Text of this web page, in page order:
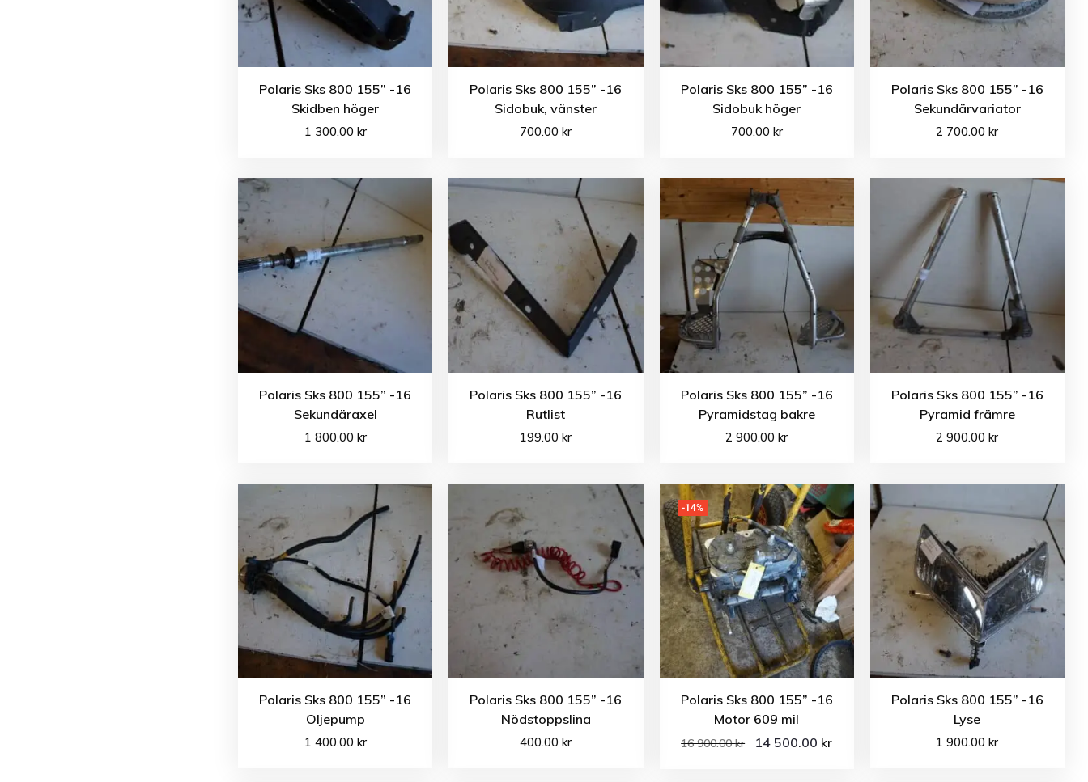
Polaris Sks 800 155” -16
Skidben höger
1 300.00 kr
Polaris Sks 800 155” -16
Sidobuk, vänster
700.00kr
Polaris Sks 800 155” -16
Sidobuk höger
700.00 kr
Polaris Sks 800 155” -16
Sekundärvariator
2 700.00kr
Polaris Sks 800 155” -16
Sekundäraxel
1 800.00 kr
Polaris Sks 800 155” -16
Rutlist
199.00kr
Polaris Sks 800 155” -16
Pyramidstag bakre
2 900.00kr
Polaris Sks 800 155” -16
Pyramid främre
2 900.00kr
Polaris Sks 800 155” -16
Oljepump
1 400.00 kr
Polaris Sks 800 155” -16
Nödstoppslina
400.00kr
-14%
Polaris Sks 800 155” -16
Motor 609 mil
16 900.00kr 14 500.00 kr
Polaris Sks 800 155” -16
Lyse
1 900.00kr